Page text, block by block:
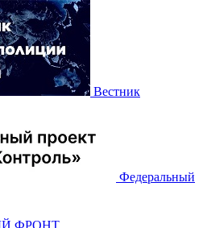
Вестник
Федеральный
ФРОНТ